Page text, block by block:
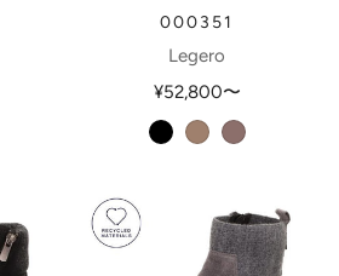
000351
Legero
¥52,800〜
schwarz
giottodarkclay